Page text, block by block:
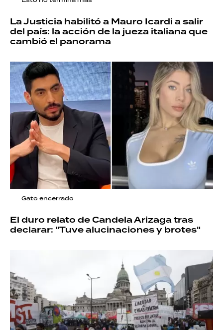
La Justicia habilitó a Mauro Icardi a salir
del país: la acción de la jueza italiana que
cambió el panorama
Gato encerrado
El duro relato de Candela Arizaga tras
declarar: "Tuve alucinaciones y brotes"